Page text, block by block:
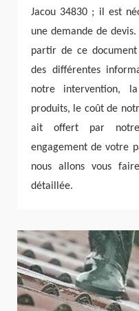
Jacou 34830 ; il est
une demande de
partir de ce document
des différentes
notre intervention,
produits, le coût de
ait offert par notre
engagement de votre
nous allons vous
détaillée.